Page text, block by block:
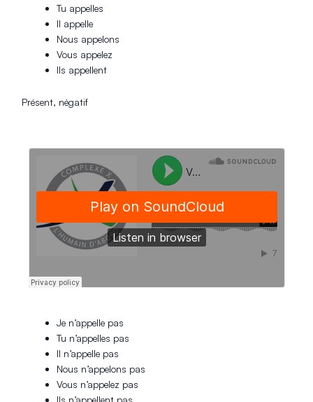
Tu appelles
Il appelle
Nous appelons
Vous appelez
Ils appellent
Présent, négatif
Je n’appelle pas
Tu n’appelles pas
Il n’appelle pas
Nous n’appelons pas
Vous n’appelez pas